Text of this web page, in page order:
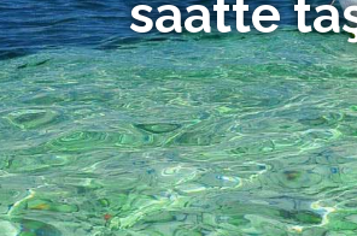
saatte